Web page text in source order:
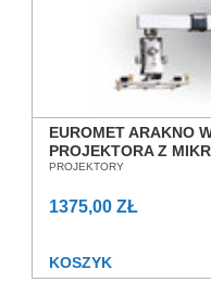
EUROMET ARAKNO
PROJEKTORA Z
POCHYLENIA SALON
PROJEKTORY
1375,00 ZŁ
KOSZYK